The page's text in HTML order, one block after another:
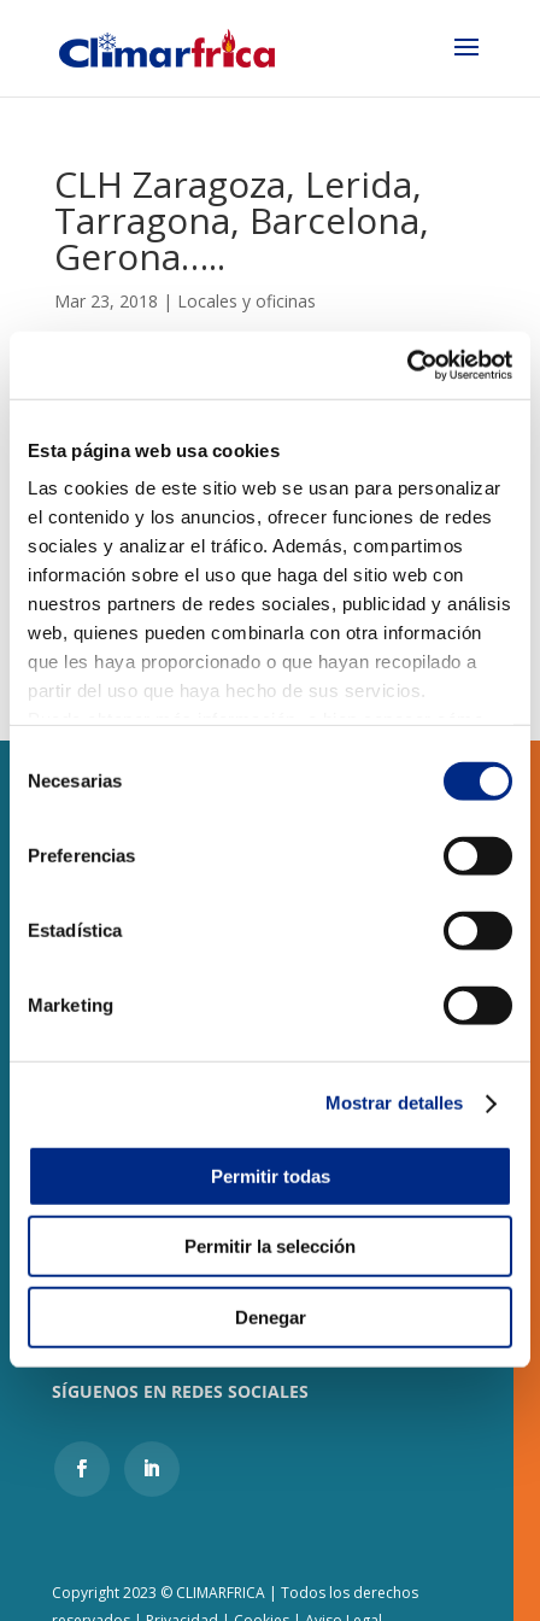
Esta página web usa cookies
Las cookies de este sitio web se usan para personalizar
el contenido y los anuncios, ofrecer funciones de redes
sociales y analizar el tráfico. Además, compartimos
información sobre el uso que haga del sitio web con
nuestros partners de redes sociales, publicidad y análisis
web, quienes pueden combinarla con otra información
que les haya proporcionado o que hayan recopilado a
partir del uso que haya hecho de sus servicios.
Necesarias
Preferencias
Estadística
Marketing
Mostrar detalles
Permitir todas
Permitir la selección
Denegar
CLH Zaragoza, Lerida,
Tarragona, Barcelona,
Gerona…..
Mar 23, 2018 | Locales y oficinas
LOCALES COMERCIALES
CLIMARFRICA S.L.
50013 – Zaragoza
Teléfono:(+34) 976 278 258
climarfrica@climarfrica.com
SÍGUENOS EN REDES SOCIALES
Copyright 2023 © CLIMARFRICA | Todos los derechos